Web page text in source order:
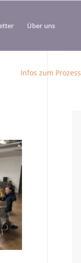
Über uns
Infos zum Prozess